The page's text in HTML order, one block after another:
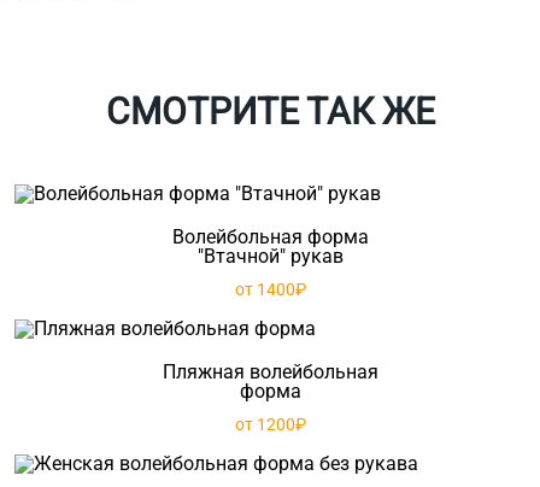
СМОТРИТЕ ТАК ЖЕ
Волейбольная форма
"Втачной" рукав
от 1400₽
Пляжная волейбольная
форма
от 1200₽